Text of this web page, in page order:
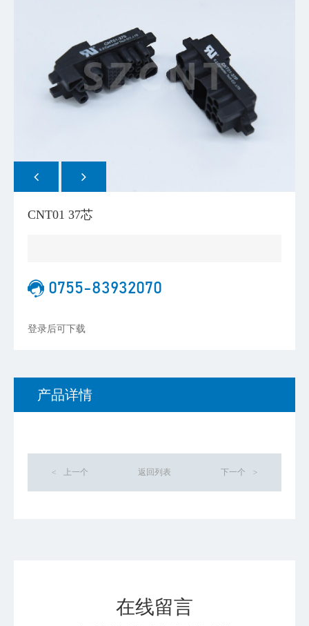
CNT01 37芯
0755-83932070
登录后可下载
产品详情
< 上一个 返回列表 下一个 >
在线留言